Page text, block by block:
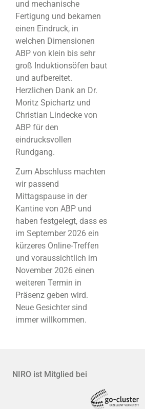
und mechanische
Fertigung und bekamen
einen Eindruck, in
welchen Dimensionen
ABP von klein bis sehr
groß Induktionsöfen baut
und aufbereitet.
Herzlichen Dank an Dr.
Moritz Spichartz und
Christian Lindecke von
ABP für den
eindrucksvollen
Rundgang.
Zum Abschluss machten
wir passend
Mittagspause in der
Kantine von ABP und
haben festgelegt, dass es
im September 2026 ein
kürzeres Online-Treffen
und voraussichtlich im
November 2026 einen
weiteren Termin in
Präsenz geben wird.
Neue Gesichter sind
immer willkommen.
NIRO ist Mitglied bei